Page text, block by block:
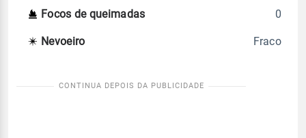
Focos de queimadas 0
Nevoeiro Fraco